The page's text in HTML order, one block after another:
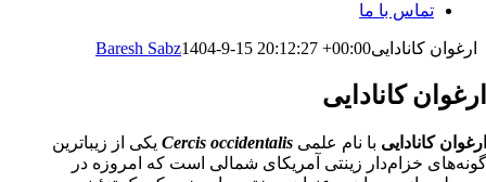
تماس با ما
کانادایی Baresh Sabz1404-9-15 20:12:27 +00:00
کانادایی
با نام علمیCercis occidentalisیکی از زیباترین
خزام‌دار زینتی آمریکای شمالی است که امروزه در